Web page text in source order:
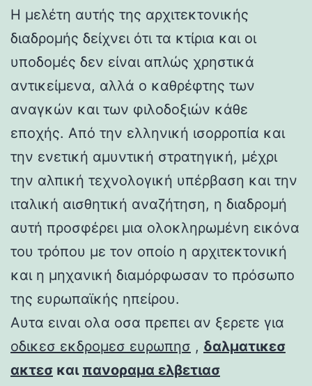
Η μελέτη αυτής της αρχιτεκτονικής
διαδρομής δείχνει ότι τα κτίρια και οι
υποδομές δεν είναι απλώς χρηστικά
αντικείμενα, αλλά ο καθρέφτης των
αναγκών και των φιλοδοξιών κάθε
εποχής. Από την ελληνική ισορροπία και
την ενετική αμυντική στρατηγική, μέχρι
την αλπική τεχνολογική υπέρβαση και την
ιταλική αισθητική αναζήτηση, η διαδρομή
αυτή προσφέρει μια ολοκληρωμένη εικόνα
του τρόπου με τον οποίο η αρχιτεκτονική
και η μηχανική διαμόρφωσαν το πρόσωπο
της ευρωπαϊκής ηπείρου.
Αυτα ειναι ολα οσα πρεπει αν ξερετε για
οδικεσ εκδρομεσ ευρωπησ , δαλματικεσ
ακτεσ και πανοραμα ελβετιασ